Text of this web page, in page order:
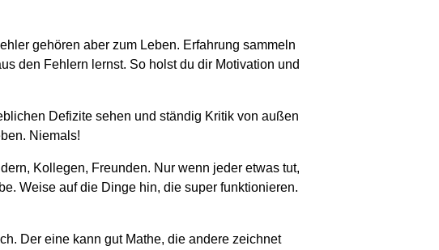
gehören aber zum Leben. Erfahrung sammeln
den Fehlern lernst. So holst du dir Motivation und
Defizite sehen und ständig Kritik von außen
Niemals!
Kollegen, Freunden. Nur wenn jeder etwas tut,
Weise auf die Dinge hin, die super funktionieren.
Der eine kann gut Mathe, die andere zeichnet